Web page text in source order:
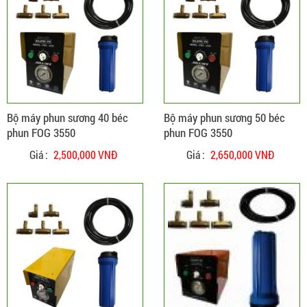
Bộ máy phun sương 40 béc
phun FOG 3550
Giá : 2,500,000 VNĐ
CHI TIẾT
Bộ máy phun sương 50 béc
phun FOG 3550
Giá : 2,650,000 VNĐ
ĐẶT HÀNG
ĐẶT HÀNG
Hệ thống máy phun sương ống đồng lựa chọn
hiệu quả nhất cho quan cafe và nhà hàng
Cửa hàng chuyên thi công lắp đặt hệ thống